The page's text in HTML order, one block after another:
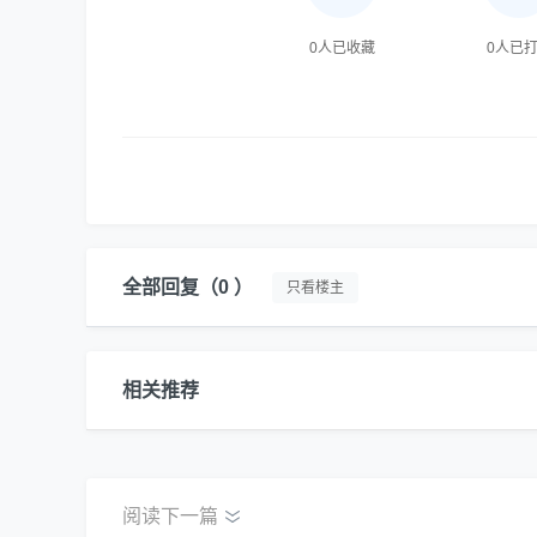
0人已收藏 0人已
全部回复 （0 ） 只看楼主
相关推荐
阅读下一篇